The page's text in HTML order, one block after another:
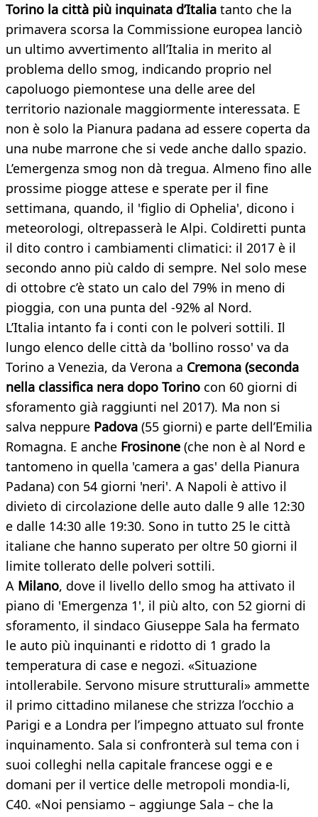
Torino la città più inquinata d’Italia tanto che la
primavera scorsa la Commissione europea lanciò
un ultimo avvertimento all’Italia in merito al
problema dello smog, indicando proprio nel
capoluogo piemontese una delle aree del
territorio nazionale maggiormente interessata. E
non è solo la Pianura padana ad essere coperta da
una nube marrone che si vede anche dallo spazio.
L’emergenza smog non dà tregua. Almeno fino alle
prossime piogge attese e sperate per il fine
settimana, quando, il 'figlio di Ophelia', dicono i
meteorologi, oltrepasserà le Alpi. Coldiretti punta
il dito contro i cambiamenti climatici: il 2017 è il
secondo anno più caldo di sempre. Nel solo mese
di ottobre c’è stato un calo del 79% in meno di
pioggia, con una punta del -92% al Nord.
L’Italia intanto fa i conti con le polveri sottili. Il
lungo elenco delle città da 'bollino rosso' va da
Torino a Venezia, da Verona a Cremona (seconda
nella classifica nera dopo Torino con 60 giorni di
sforamento già raggiunti nel 2017). Ma non si
salva neppure Padova (55 giorni) e parte dell’Emilia
Romagna. E anche Frosinone (che non è al Nord e
tantomeno in quella 'camera a gas' della Pianura
Padana) con 54 giorni 'neri'. A Napoli è attivo il
divieto di circolazione delle auto dalle 9 alle 12:30
e dalle 14:30 alle 19:30. Sono in tutto 25 le città
italiane che hanno superato per oltre 50 giorni il
limite tollerato delle polveri sottili.
A Milano, dove il livello dello smog ha attivato il
piano di 'Emergenza 1', il più alto, con 52 giorni di
sforamento, il sindaco Giuseppe Sala ha fermato
le auto più inquinanti e ridotto di 1 grado la
temperatura di case e negozi. «Situazione
intollerabile. Servono misure strutturali» ammette
il primo cittadino milanese che strizza l’occhio a
Parigi e a Londra per l’impegno attuato sul fronte
inquinamento. Sala si confronterà sul tema con i
suoi colleghi nella capitale francese oggi e e
domani per il vertice delle metropoli mondia-li,
C40. «Noi pensiamo – aggiunge Sala – che la